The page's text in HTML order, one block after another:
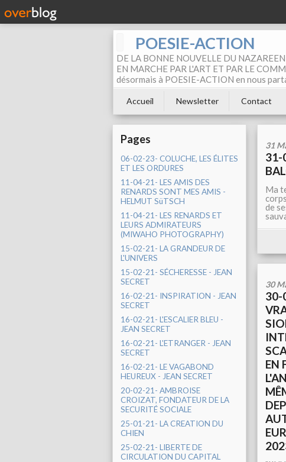
POESIE-ACTION
DE LA BONNE NOUVELLE DU
EN MARCHE PAR L'ART ET PAR LE
désormais à POESIE-ACTION en nous
Accueil Newsletter Contact
Pages
06-02-23- COLUCHE, LES ÉLITES
ET LES ORDURES
11-04-21- LES AMIS DES
RENARDS SONT MES AMIS -
HELMUT SüTSCH
11-04-21- LES RENARDS ET
LEURS ADMIRATEURS
(MIWAHO PHOTOGRAPHY)
15-02-21- LA GRANDEUR DE
L'UNIVERS
15-02-21- SÉCHERESSE - JEAN
SECRET
16-02-21- INSPIRATION - JEAN
SECRET
16-02-21- L'ESCALIER BLEU -
JEAN SECRET
16-02-21- L'ETRANGER - JEAN
SECRET
16-02-21- LE VAGABOND
HEUREUX - JEAN SECRET
20-02-21- AMBROISE
CROIZAT, FONDATEUR DE LA
SECURITÉ SOCIALE
25-01-21- LA CREATION DU
CHIEN
25-02-21- LIBERTE DE
CIRCULATION DU CAPITAL
31
31-
Ma
de
30
30-
EN